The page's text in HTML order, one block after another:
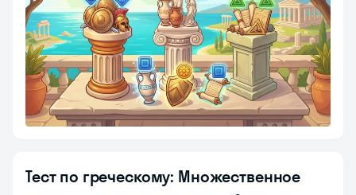
Тест по греческому: Множественное